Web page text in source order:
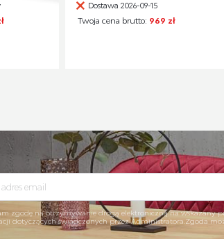
Dostawa 2026-09-15
Twoja cena brutto: 969 zł
zgodę na otrzymywanie drogą elektroniczną na wskazany
dotyczących świadczonych przez Administratora.Zgoda